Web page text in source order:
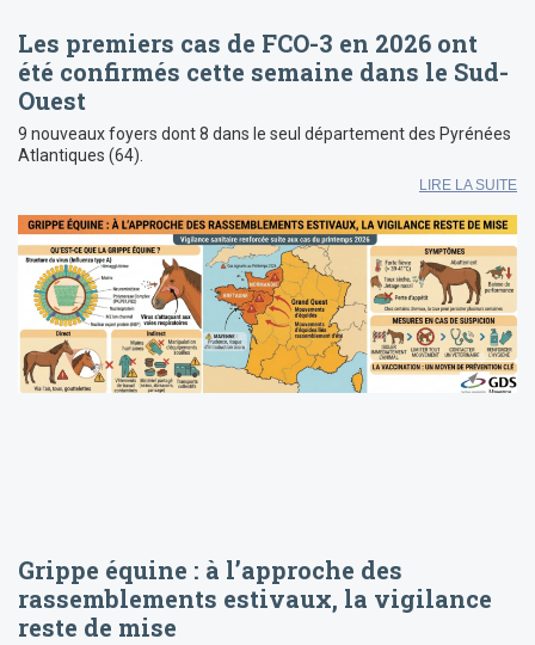
Les premiers cas de FCO-3 en 2026 ont
été confirmés cette semaine dans le Sud-
Ouest
9 nouveaux foyers dont 8 dans le seul département des Pyrénées
Atlantiques (64).
LIRE LA SUITE
Grippe équine : à l’approche des
rassemblements estivaux, la vigilance
reste de mise